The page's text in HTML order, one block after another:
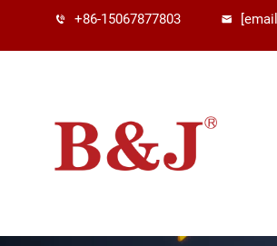
+86-15067877803